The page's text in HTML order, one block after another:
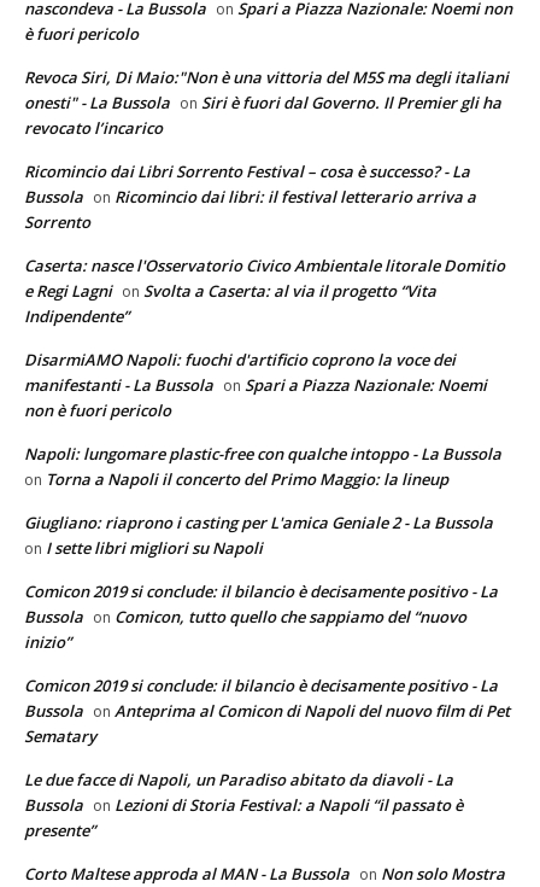
nascondeva - La Bussola on Spari a Piazza Nazionale: Noemi non
è fuori pericolo
Revoca Siri, Di Maio:"Non è una vittoria del M5S ma degli italiani
onesti" - La Bussola on Siri è fuori dal Governo. Il Premier gli ha
revocato l’incarico
Ricomincio dai Libri Sorrento Festival – cosa è successo? - La
Bussola on Ricomincio dai libri: il festival letterario arriva a
Sorrento
Caserta: nasce l'Osservatorio Civico Ambientale litorale Domitio
e Regi Lagni on Svolta a Caserta: al via il progetto “Vita
Indipendente”
DisarmiAMO Napoli: fuochi d'artificio coprono la voce dei
manifestanti - La Bussola on Spari a Piazza Nazionale: Noemi
non è fuori pericolo
Napoli: lungomare plastic-free con qualche intoppo - La Bussola
on Torna a Napoli il concerto del Primo Maggio: la lineup
Giugliano: riaprono i casting per L'amica Geniale 2 - La Bussola
on I sette libri migliori su Napoli
Comicon 2019 si conclude: il bilancio è decisamente positivo - La
Bussola on Comicon, tutto quello che sappiamo del “nuovo
inizio”
Comicon 2019 si conclude: il bilancio è decisamente positivo - La
Bussola on Anteprima al Comicon di Napoli del nuovo film di Pet
Sematary
Le due facce di Napoli, un Paradiso abitato da diavoli - La
Bussola on Lezioni di Storia Festival: a Napoli “il passato è
presente”
Corto Maltese approda al MAN - La Bussola on Non solo Mostra